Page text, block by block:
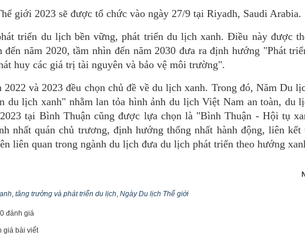
giới 2023 sẽ được tổ chức vào ngày 27/9 tại Riyadh, Saudi Arabia.
triển du lịch bền vững, phát triển du lịch xanh. Điều này được
năm 2020, tầm nhìn đến năm 2030 đưa ra định hướng "Phát
huy các giá trị tài nguyên và bảo vệ môi trường".
và 2023 đều chọn chủ đề về du lịch xanh. Trong đó, Năm Du
du lịch xanh" nhằm lan tỏa hình ảnh du lịch Việt Nam an toàn, du
tại Bình Thuận cũng được lựa chọn là "Bình Thuận - Hội tụ
nhất quán chủ trương, định hướng thống nhất hành động, liên
liên quan trong ngành du lịch đưa du lịch phát triển theo hướng
, tăng trưởng và phát triển du lịch, Ngày Du lịch Thế giới
đánh giá
giá bài viết